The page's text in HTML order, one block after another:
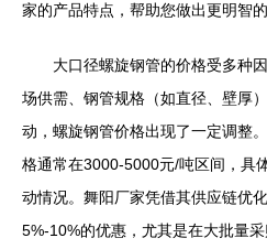
家的产品特点，帮助您做出更明智的
大口径螺旋钢管的价格受多种
场供需、钢管规格（如直径、壁厚
动，螺旋钢管价格出现了一定调整
格通常在3000-5000元/吨区间，具
动情况。舞阳厂家凭借其供应链优
5%-10%的优惠，尤其是在大批量采